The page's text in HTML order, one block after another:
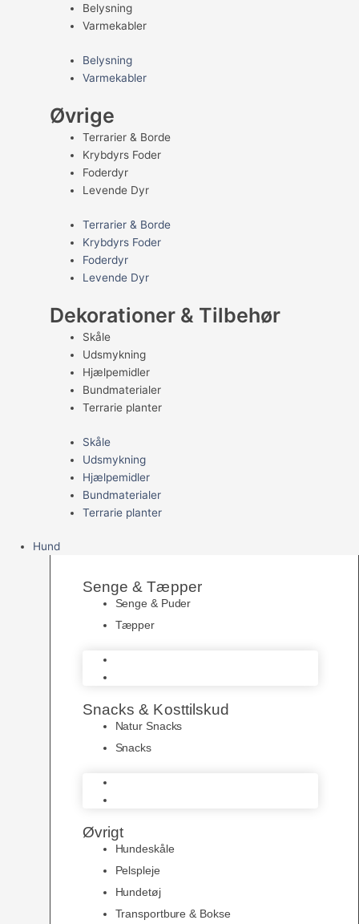
Belysning
Varmekabler
Belysning
Varmekabler
Øvrige
Terrarier & Borde
Krybdyrs Foder
Foderdyr
Levende Dyr
Terrarier & Borde
Krybdyrs Foder
Foderdyr
Levende Dyr
Dekorationer & Tilbehør
Skåle
Udsmykning
Hjælpemidler
Bundmaterialer
Terrarie planter
Skåle
Udsmykning
Hjælpemidler
Bundmaterialer
Terrarie planter
Hund
Senge & Tæpper
Senge & Puder
Tæpper
Snacks & Kosttilskud
Natur Snacks
Snacks
Øvrigt
Hundeskåle
Pelspleje
Hundetøj
Transportbure & Bokse